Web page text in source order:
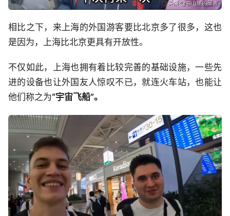
相比之下，来上海的外国游客要比北京多了很多，这也
是因为，上海比北京更具有开放性。
不仅如此，上海也拥有着比较完善的基础设施，一些先
进的设备也让外国友人惊叹不已，就连火车站，也能让
他们称之为“宇宙飞船”。